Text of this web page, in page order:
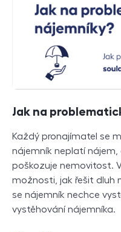
Jak na
Každý pronajímatel se
nájemník neplatí
poškozuje nemovitost.
možnosti, jak řešit dluh
se nájemník nechce
vystěhování nájemníka.